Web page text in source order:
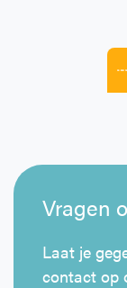
Vragen
Laat je
contact op